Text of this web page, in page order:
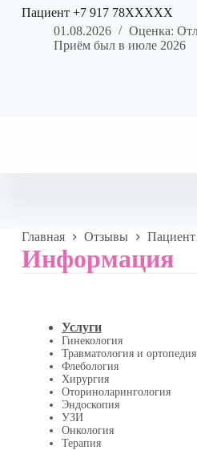
Пациент +7 917 78XXXXX
01.08.2026
Оценка:
Приём был в июле 2026
Главная Отзывы
Информация
Услуги
Гинекология
Травматология и ортопедия
Флебология
Хирургия
Оториноларингология
Эндоскопия
УЗИ
Онкология
Терапия